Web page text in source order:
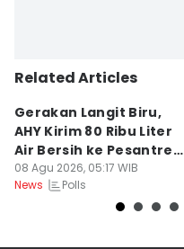
Related Articles
Gerakan Langit Biru,
AHY Kirim 80 Ribu Liter
Air Bersih ke Pesantren
Madura
08 Agu 2026, 05:17 WIB
News
Polls